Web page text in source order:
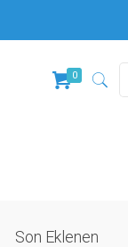
0
Son Eklenen